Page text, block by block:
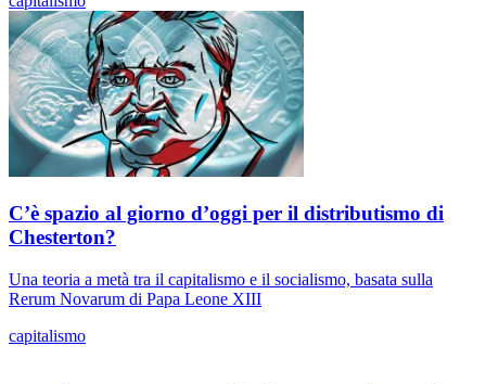
C’è spazio al giorno d’oggi per il distributismo di
Chesterton?
Una teoria a metà tra il capitalismo e il socialismo, basata sulla
Rerum Novarum di Papa Leone XIII
capitalismo